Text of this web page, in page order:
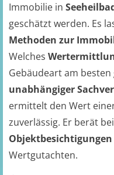
Immobilie in
geschätzt werden. Es
Methoden zur
Welches
Gebäudeart am
unabhängiger
ermittelt den Wert
zuverlässig. Er berät
Objektbesichtigungen
Wertgutachten.